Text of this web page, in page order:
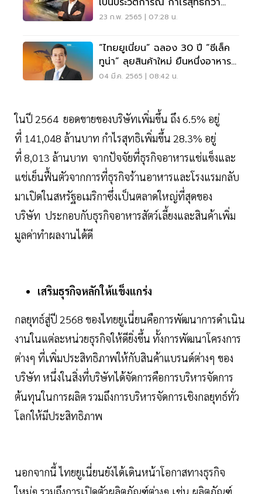
8,000 ล้าน
23 ก.พ. 2565 | 07:28 น.
“ไทยยูเนี่ยน” ฉลอง 30 ปี “ซีเล็ค
ทูน่า” ลุยสินค้าใหม่ ยืนหนึ่งอาหาร
สุขภาพ
04 มี.ค. 2565 | 08:42 น.
ในปี 2564 ยอดขายของบริษัทเพิ่มขึ้น ถึง 6.5% อยู่
ที่ 141,048 ล้านบาท กำไรสุทธิเพิ่มขึ้น 28.3% อยู่
ที่ 8,013 ล้านบาท จากปัจจัยที่ธุรกิจอาหารแช่แข็งและ
แช่เย็นฟื้นตัวจากการที่ธุรกิจร้านอาหารและโรงแรมกลับ
มาเปิดในสหรัฐอเมริกาซึ่งเป็นตลาดใหญ่ที่สุดของ
บริษัท ประกอบกับธุรกิจอาหารสัตว์เลี้ยงและสินค้าเพิ่ม
มูลค่าทำผลงานได้ดี
เสริมธุรกิจหลักให้แข็งแกร่ง
กลยุทธ์สู่ปี 2568 ของไทยยูเนี่ยนคือการพัฒนาการดำเนิน
งานในแต่ละหน่วยธุรกิจให้ดียิ่งขึ้น ทั้งการพัฒนาโครงการ
ต่างๆ ที่เพิ่มประสิทธิภาพให้กับสินค้าแบรนด์ต่างๆ ของ
บริษัท หนึ่งในสิ่งที่บริษัทได้จัดการคือการบริหารจัดการ
ต้นทุนในการผลิต รวมถึงการบริหารจัดการเชิงกลยุทธ์ทั่ว
โลกให้มีประสิทธิภาพ
นอกจากนี้ ไทยยูเนี่ยนยังได้เดินหน้าโอกาสทางธุรกิจ